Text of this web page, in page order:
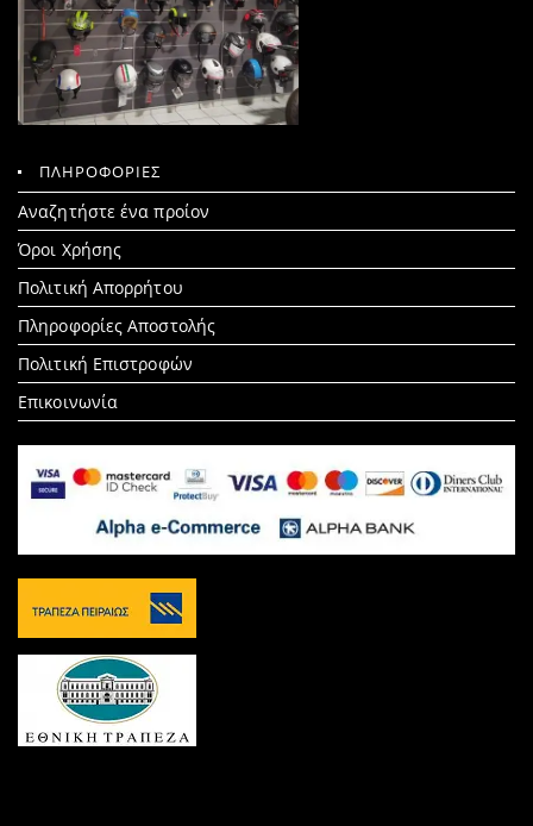
ΠΛΗΡΟΦΟΡΙΕΣ
Αναζητήστε ένα προίον
Search
for:
Όροι Χρήσης
Πολιτική Απορρήτου
Πληροφορίες Αποστολής
Πολιτική Επιστροφών
Επικοινωνία